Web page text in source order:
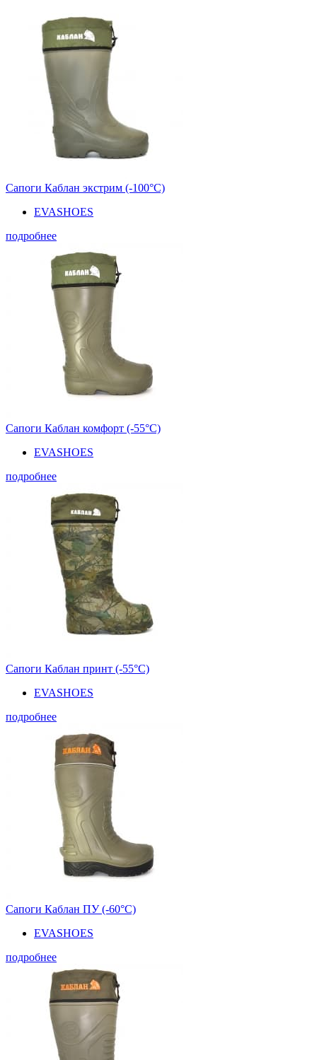
Сапоги Каблан экстрим (-100°С)
EVASHOES
подробнее
Сапоги Каблан комфорт (-55°С)
EVASHOES
подробнее
Сапоги Каблан принт (-55°С)
EVASHOES
подробнее
Сапоги Каблан ПУ (-60°С)
EVASHOES
подробнее